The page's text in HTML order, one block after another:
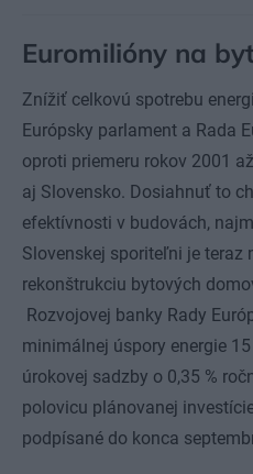
Euromilióny na
Znížiť celkovú spotrebu
Európsky parlament a Rada
oproti priemeru rokov 2001
aj Slovensko. Dosiahnuť to
efektívnosti v budovách,
Slovenskej sporiteľni je teraz
rekonštrukciu bytových
Rozvojovej banky Rady
minimálnej úspory energie
úrokovej sadzby o 0,35 %
polovicu plánovanej
podpísané do konca